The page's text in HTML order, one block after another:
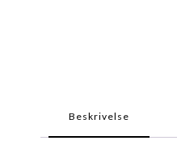
Beskrivelse